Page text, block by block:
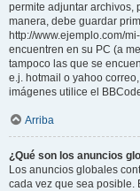
permite adjuntar archivos,
manera, debe guardar
http://www.ejemplo.com/
encuentren en su PC (a
tampoco las que se
e.j. hotmail o yahoo
imágenes utilice el
Arriba
¿Qué son los anuncios
Los anuncios globales
cada vez que sea posible.